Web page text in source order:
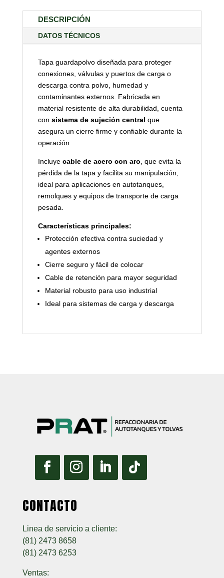
DESCRIPCIÓN
DATOS TÉCNICOS
Tapa guardapolvo diseñada para proteger
conexiones, válvulas y puertos de carga o
descarga contra polvo, humedad y
contaminantes externos. Fabricada en
material resistente de alta durabilidad, cuenta
con sistema de sujeción central que
asegura un cierre firme y confiable durante la
operación.
Incluye cable de acero con aro, que evita la
pérdida de la tapa y facilita su manipulación,
ideal para aplicaciones en autotanques,
remolques y equipos de transporte de carga
pesada.
Características principales:
Protección efectiva contra suciedad y
agentes externos
Cierre seguro y fácil de colocar
Cable de retención para mayor seguridad
Material robusto para uso industrial
Ideal para sistemas de carga y descarga
CONTACTO
Linea de servicio a cliente:
(81) 2473 8658
(81) 2473 6253
Ventas: